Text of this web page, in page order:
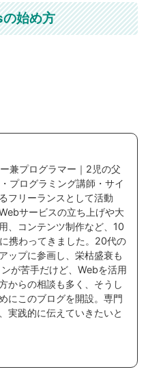
始め方
兼プログラマー｜2児の父
プログラミング講師・サイ
フリーランスとして活動
サービスの立ち上げや大
、コンテンツ制作など、10
携わってきました。20代の
ップに参画し、栄枯盛衰も
が苦手だけど、Webを活用
からの相談も多く、そうし
にこのブログを開設。専門
実践的に伝えていきたいと